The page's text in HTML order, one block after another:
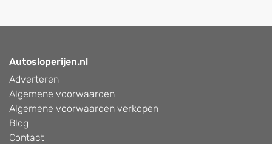
Autosloperijen.nl
Adverteren
Algemene voorwaarden
Algemene voorwaarden verkopen
Blog
Contact